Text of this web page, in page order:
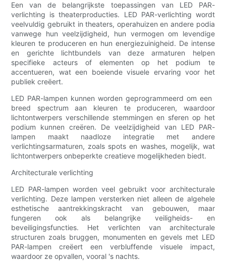
Een van de belangrijkste toepassingen van LED PAR-
verlichting is theaterproducties. LED PAR-verlichting wordt
veelvuldig gebruikt in theaters, operahuizen en andere podia
vanwege hun veelzijdigheid, hun vermogen om levendige
kleuren te produceren en hun energiezuinigheid. De intense
en gerichte lichtbundels van deze armaturen helpen
specifieke acteurs of elementen op het podium te
accentueren, wat een boeiende visuele ervaring voor het
publiek creëert.
LED PAR-lampen kunnen worden geprogrammeerd om een ​​
breed spectrum aan kleuren te produceren, waardoor
lichtontwerpers verschillende stemmingen en sferen op het
podium kunnen creëren. De veelzijdigheid van LED PAR-
lampen maakt naadloze integratie met andere
verlichtingsarmaturen, zoals spots en washes, mogelijk, wat
lichtontwerpers onbeperkte creatieve mogelijkheden biedt.
Architecturale verlichting
LED PAR-lampen worden veel gebruikt voor architecturale
verlichting. Deze lampen versterken niet alleen de algehele
esthetische aantrekkingskracht van gebouwen, maar
fungeren ook als belangrijke veiligheids- en
beveiligingsfuncties. Het verlichten van architecturale
structuren zoals bruggen, monumenten en gevels met LED
PAR-lampen creëert een verbluffende visuele impact,
waardoor ze opvallen, vooral 's nachts.